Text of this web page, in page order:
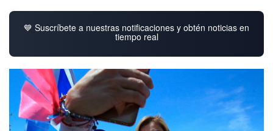
💙 Suscríbete a nuestras notificaciones y obtén noticias en
tiempo real